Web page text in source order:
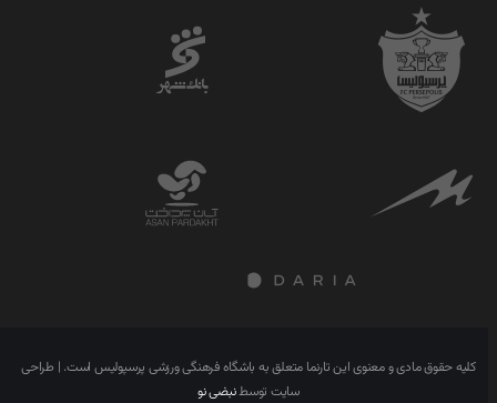
کلیه حقوق مادی و معنوی این تارنما متعلق به باشگاه فرهنگی ورزشی پرسپولیس است. | طراحی
سایت توسطنبضی نو